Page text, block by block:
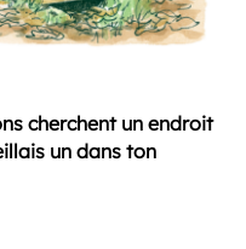
cherchent un endroit
un dans ton